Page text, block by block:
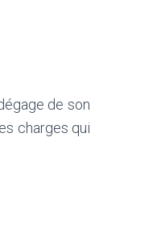
de son
charges qui